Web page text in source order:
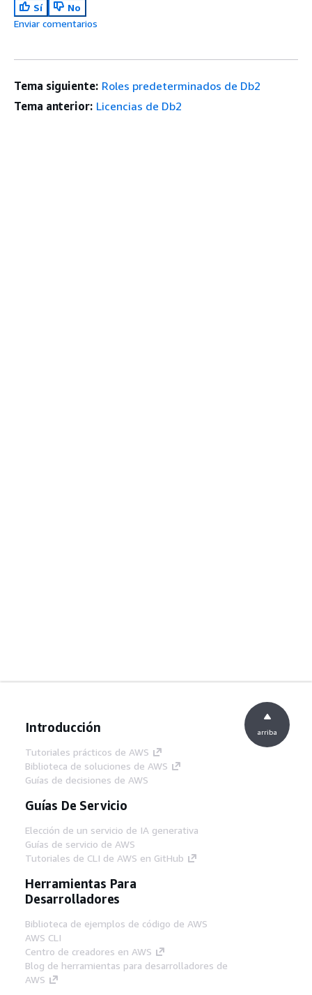
Sí
No
Enviar comentarios
Tema siguiente: Roles predeterminados de Db2
Tema anterior: Licencias de Db2
Introducción
Tutoriales prácticos de AWS
Biblioteca de soluciones de AWS
Guías de decisiones de AWS
Guías De Servicio
Elección de un servicio de IA generativa
Guías de servicio de AWS
Tutoriales de CLI de AWS en GitHub
Herramientas Para
Desarrolladores
Biblioteca de ejemplos de código de AWS
AWS CLI
Centro de creadores en AWS
Blog de herramientas para desarrolladores de
AWS
arriba